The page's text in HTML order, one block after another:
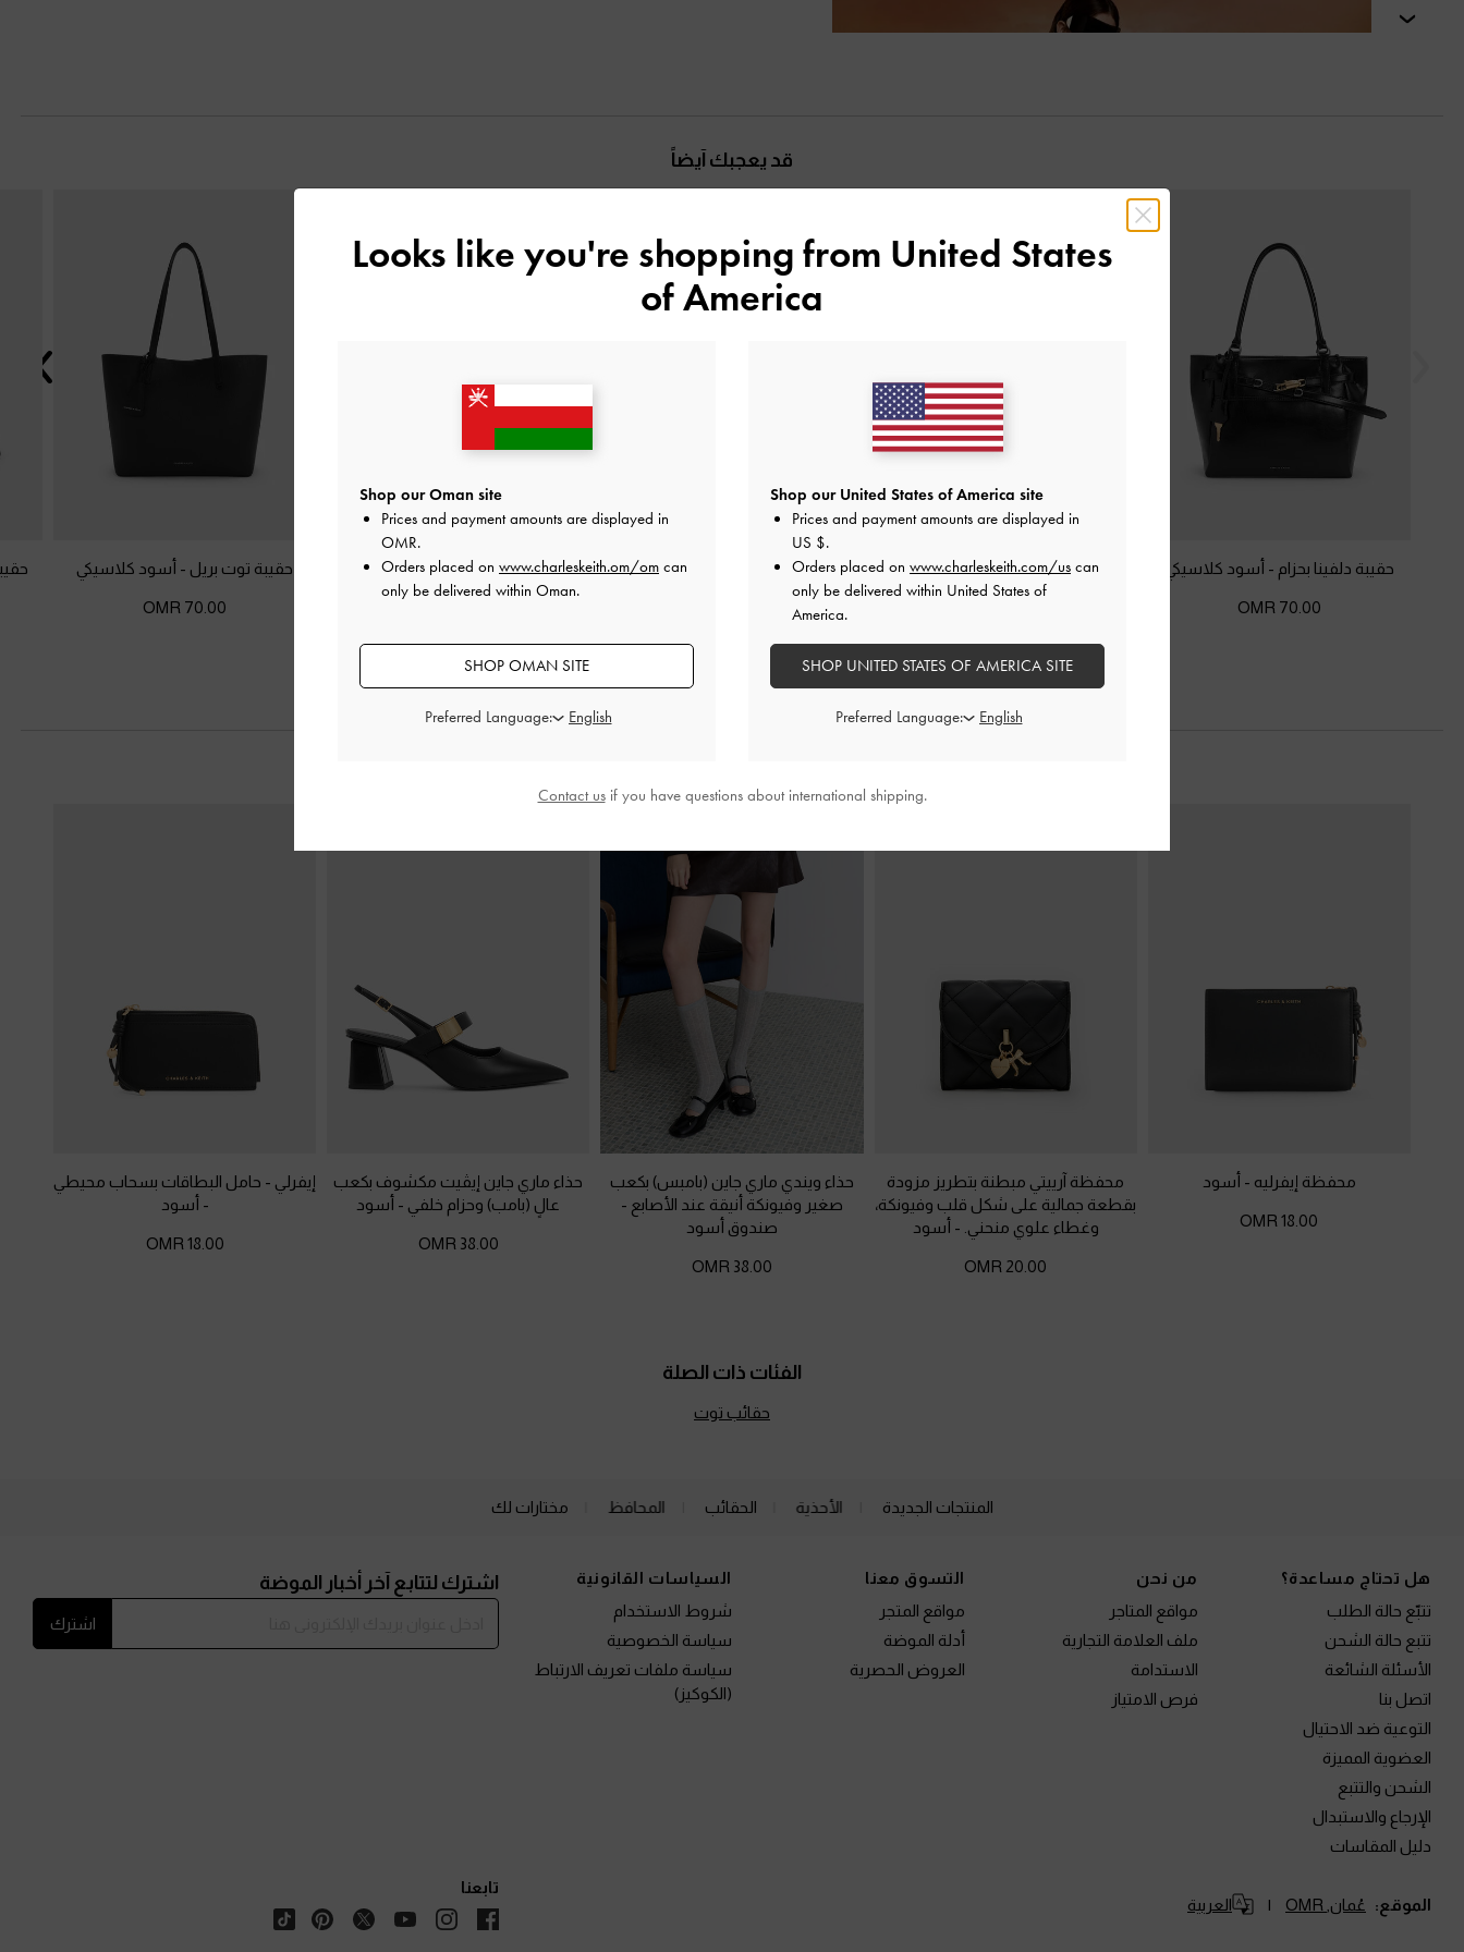
قد يعجبك آيضاً
حقيبة دلفينا بحزام - أسود كلاسيكي
70.00 OMR
حقيبة توت باج ميدوري بتصميم هندسي
أسود كلاسيكي
حقيبة توت أسود كلاسيكي حقيبة توت -أسود كلاسيكي حقيبة توت بريل - أسود كلاسيكي
70.00 OMR
محفظة إيفرليه - أسود
18.00 OMR
محفظة آرييتي مبطنة بتطريز مزودة
بقطعة جمالية على شكل قلب وفيونكة،
وغطاء علوي منحني. - أسود
20.00 OMR
حذاء ويندي ماري جاين (بامبس) بكعب
صغير وفيونكة أنيقة عند الأصابع -
صندوق أسود
38.00 OMR
حذاء ماري جاين إيڤيت مكشوف بكعب
عالٍ (بامب) وحزام خلفي - أسود
38.00 OMR
إيفرلي - حامل البطاقات بسحاب محيطي
- أسود
18.00 OMR
الفئات ذات الصلة
حقائب توت
المنتجات الجديدة الأحذية الحقائب المحافظ مختارات لك
هل تحتاج مساعدة؟
تتبّع حالة الطلب
تتبع حالة الشحن
الأسئلة الشائعة
اتصل بنا
التوعية ضد الاحتيال
العضوية المميزة
الشحن والتتبع
الإرجاع والاستبدال
دليل المقاسات
من نحن
مواقع المتاجر
ملف العلامة التجارية
الاستدامة
فرص الامتياز
التسوق معنا
مواقع المتجر
أدلة الموضة
العروض الحصرية
السياسات القانونية
شروط الاستخدام
سياسة الخصوصية
سياسة ملفات تعريف الارتباط
(الكوكيز)
اشترك لتتابع آخر أخبار الموضة
اشترك
الموقع: عُمان, OMR العربية
تابعنا
Looks like you're shopping from United States
of America
Shop our Oman site
Prices and payment amounts are displayed in
OMR.
Orders placed on www.charleskeith.om/om can
only be delivered within Oman.
SHOP OMAN SITE
Preferred Language:
Shop our United States of America site
Prices and payment amounts are displayed in
US $.
Orders placed on www.charleskeith.com/us can
only be delivered within United States of
America.
SHOP UNITED STATES OF AMERICA SITE
Preferred Language:
Contact usif you have questions about international shipping.